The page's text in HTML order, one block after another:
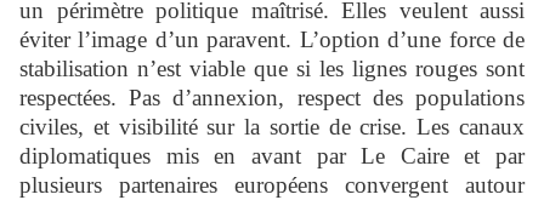
un périmètre politique maîtrisé. Elles veulent aussi
éviter l’image d’un paravent. L’option d’une force de
stabilisation n’est viable que si les lignes rouges sont
respectées. Pas d’annexion, respect des populations
civiles, et visibilité sur la sortie de crise. Les canaux
diplomatiques mis en avant par Le Caire et par
plusieurs partenaires européens convergent autour